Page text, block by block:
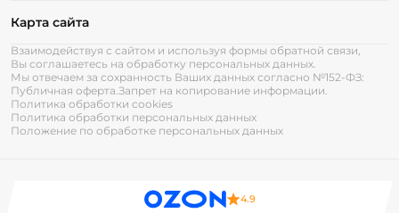
Карта сайта
Взаимодействуя с сайтом и используя формы обратной связи,
Вы соглашаетесь на обработку персональных данных.
Мы отвечаем за сохранность Ваших данных согласно №152-ФЗ:
Публичная оферта.Запрет на копирование информации.
Политика обработки cookies
Политика обработки персональных данных
Положение по обработке персональных данных
4.9